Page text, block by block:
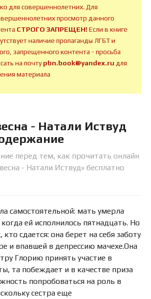
для совершеннолетних. Для
просмотр данного
СТРОГО ЗАПРЕЩЕН!Если в книге
наличие пропаганды ЛГБТ и
запрещенного контента - просьба
на почтуpbn.book@yandex.ru для
материала
- Натали Иствуд
перед тем, как прочитать онлайн
- Натали Иствуд» бесплатно
самостоятельной: мать умерла
ей исполнилось пятнадцать. Но
сдается: она берет на себя заботу
и впавшей в депрессию мачехе.Она
Глорию принять участие в
та побеждает и в качестве приза
попробоваться на роль в
сестра еще